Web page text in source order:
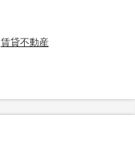
賃貸不動産